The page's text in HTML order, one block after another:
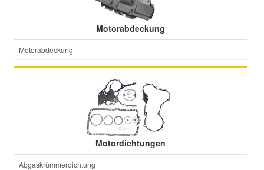
Motorabdeckung
Motorabdeckung
Motordichtungen
Abgaskrümmerdichtung